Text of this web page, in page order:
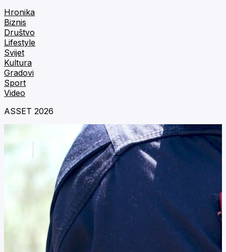
Hronika
Biznis
Društvo
Lifestyle
Svijet
Kultura
Gradovi
Sport
Video
ASSET 2026